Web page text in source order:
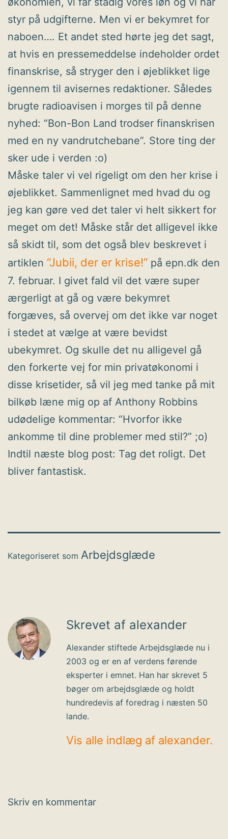
styr på udgifterne. Men vi er bekymret for
naboen…. Et andet sted hørte jeg det sagt,
at hvis en pressemeddelse indeholder ordet
finanskrise, så stryger den i øjeblikket lige
igennem til avisernes redaktioner. Således
brugte radioavisen i morges til på denne
nyhed: “Bon-Bon Land trodser finanskrisen
med en ny vandrutchebane”. Store ting der
sker ude i verden :o)
Måske taler vi vel rigeligt om den her krise i
øjeblikket. Sammenlignet med hvad du og
jeg kan gøre ved det taler vi helt sikkert for
meget om det! Måske står det alligevel ikke
så skidt til, som det også blev beskrevet i
artiklen “Jubii, der er krise!” på epn.dk den
7. februar. I givet fald vil det være super
ærgerligt at gå og være bekymret
forgæves, så overvej om det ikke var noget
i stedet at vælge at være bevidst
ubekymret. Og skulle det nu alligevel gå
den forkerte vej for min privatøkonomi i
disse krisetider, så vil jeg med tanke på mit
bilkøb læne mig op af Anthony Robbins
udødelige kommentar: “Hvorfor ikke
ankomme til dine problemer med stil?” ;o)
Indtil næste blog post: Tag det roligt. Det
bliver fantastisk.
Kategoriseret som Arbejdsglæde
Skrevet af alexander
Alexander stiftede Arbejdsglæde nu i
2003 og er en af verdens førende
eksperter i emnet. Han har skrevet 5
bøger om arbejdsglæde og holdt
hundredevis af foredrag i næsten 50
lande.
Vis alle indlæg af alexander.
Skriv en kommentar